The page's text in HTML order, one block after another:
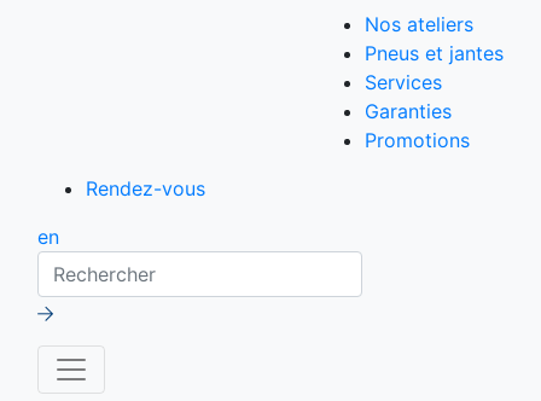
Nos ateliers
Pneus et jantes
Services
Garanties
Promotions
Rendez-vous
en
Rechercher